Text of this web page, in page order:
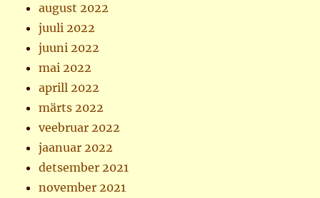
august 2022
juuli 2022
juuni 2022
mai 2022
aprill 2022
märts 2022
veebruar 2022
jaanuar 2022
detsember 2021
november 2021